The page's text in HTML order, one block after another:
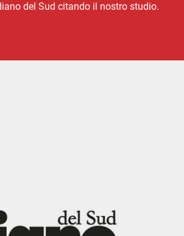
del Sud citando il nostro studio.